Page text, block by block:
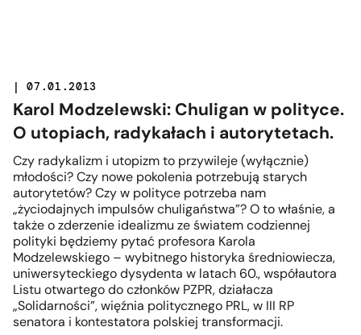
| 07.01.2013
Karol Modzelewski: Chuligan w polityce.
O utopiach, radykałach i autorytetach.
Czy radykalizm i utopizm to przywileje (wyłącznie)
młodości? Czy nowe pokolenia potrzebują starych
autorytetów? Czy w polityce potrzeba nam
„życiodajnych impulsów chuligaństwa”? O to właśnie, a
także o zderzenie idealizmu ze światem codziennej
polityki będziemy pytać profesora Karola
Modzelewskiego – wybitnego historyka średniowiecza,
uniwersyteckiego dysydenta w latach 60., współautora
Listu otwartego do członków PZPR, działacza
„Solidarności”, więźnia politycznego PRL, w III RP
senatora i kontestatora polskiej transformacji.